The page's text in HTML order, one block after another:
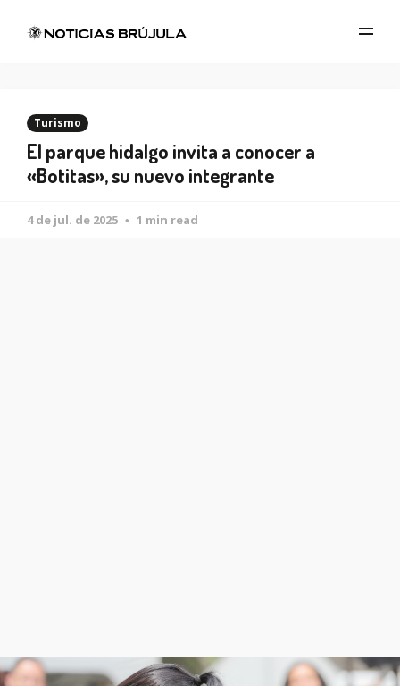
Turismo
El parque hidalgo invita a conocer a
«Botitas», su nuevo integrante
4 de jul. de 2025 1 min read